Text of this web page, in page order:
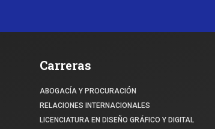
Carreras
ABOGACÍA Y PROCURACIÓN
RELACIONES INTERNACIONALES
LICENCIATURA EN DISEÑO GRÁFICO Y DIGITAL